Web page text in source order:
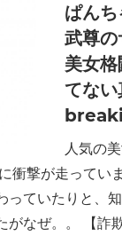
ぱんち
武尊
美女
てな
人気の
衝撃が走ってい
っていたりと、
がなぜ。。 【詐